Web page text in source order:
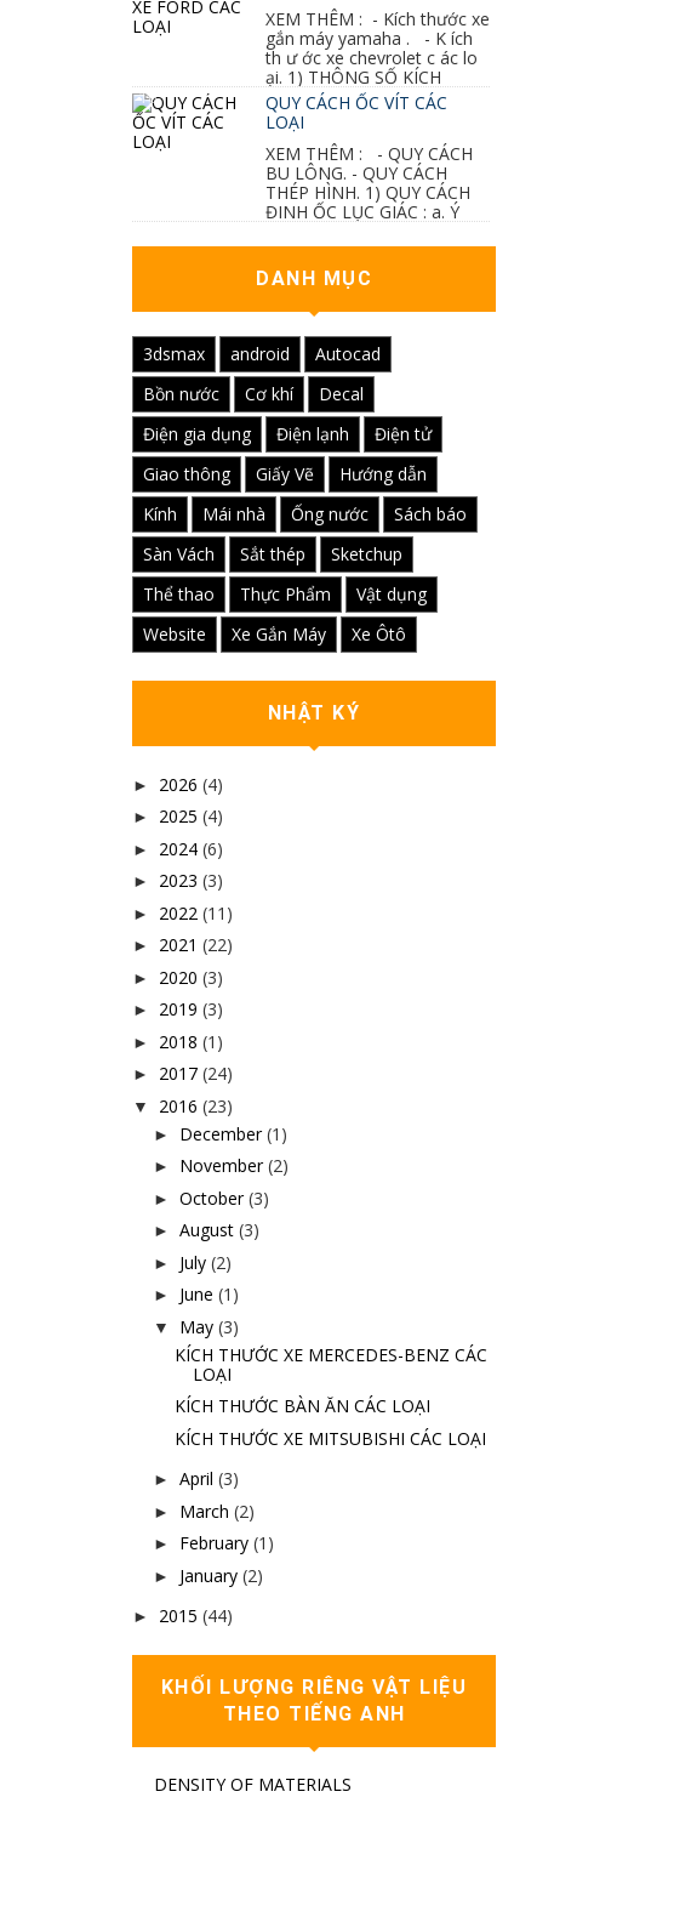
XEM THÊM : - Kích thước xe
gắn máy yamaha . - K ích
th ư ớc xe chevrolet c ác lo
ại. 1) THÔNG SỐ KÍCH
THƯỚC...
QUY CÁCH ỐC VÍT CÁC
LOẠI
XEM THÊM : - QUY CÁCH
BU LÔNG. - QUY CÁCH
THÉP HÌNH. 1) QUY CÁCH
ĐINH ỐC LỤC GIÁC : a. Ý
DANH MỤC
3dsmax android
Autocad
Bồn nước
Cơ khí
Decal
Điện gia dụng
Điện lạnh
Điện tử
Giao thông
Giấy Vẽ
Hướng dẫn
Kính
Mái nhà Ống nước
Sách báo
Sàn Vách
Sắt thép
Sketchup
Thể thao
Thực Phẩm
Vật dụng
Website
Xe Gắn Máy Xe Ôtô
NHẬT KÝ
► 2026 (4)
► 2025 (4)
► 2024 (6)
► 2023 (3)
► 2022 (11)
► 2021 (22)
► 2020 (3)
► 2019 (3)
► 2018 (1)
► 2017 (24)
▼ 2016 (23)
► December (1)
► November (2)
► October (3)
► August (3)
► July (2)
► June (1)
▼ May (3)
KÍCH THƯỚC XE MERCEDES-BENZ CÁC
LOẠI
KÍCH THƯỚC BÀN ĂN CÁC LOẠI
KÍCH THƯỚC XE MITSUBISHI CÁC LOẠI
► April (3)
► March (2)
► February (1)
► January (2)
► 2015 (44)
KHỐI LƯỢNG RIÊNG VẬT LIỆU
THEO TIẾNG ANH
DENSITY OF MATERIALS